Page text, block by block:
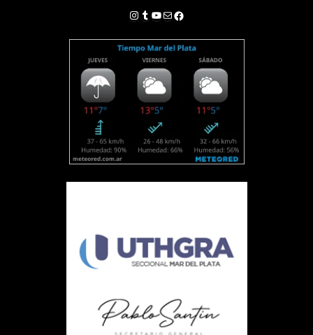
Instagram
Tumblr
YouTube
Correo electrónico
Facebook